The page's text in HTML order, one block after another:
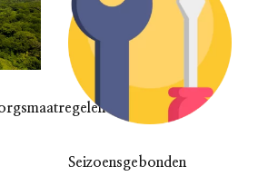
Seizoensgebonden